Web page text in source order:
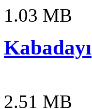
1.03 MB
Kabadayı
2.51 MB